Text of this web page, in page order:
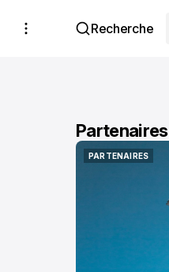
Recherche
Partenaires
PARTENAIRES